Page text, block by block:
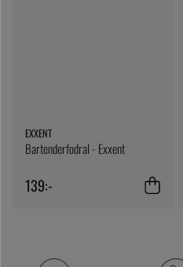
EXXENT
Bartenderfodral - Exxent
139:-